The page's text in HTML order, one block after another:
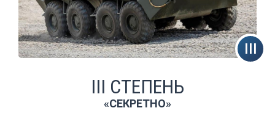
III СТЕПЕНЬ
«СЕКРЕТНО»